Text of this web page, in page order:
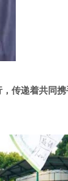
传递着共同